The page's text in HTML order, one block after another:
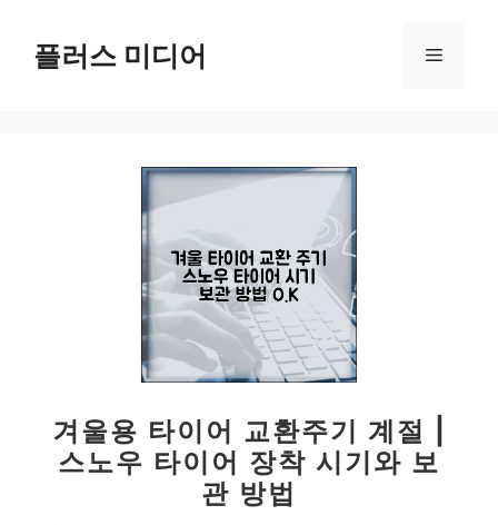
플러스 미디어 메
겨울용 타이어 교환주기 계절 |
스노우 타이어 장착 시기와 보
관 방법